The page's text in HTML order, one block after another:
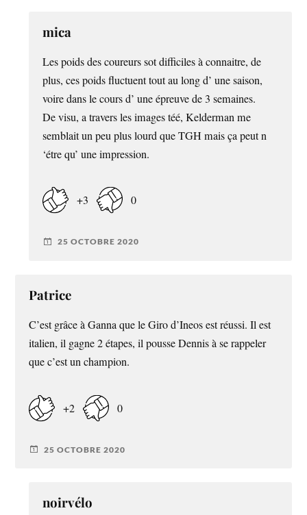
mica
Les poids des coureurs sot difficiles à connaitre, de
plus, ces poids fluctuent tout au long d’ une saison,
voire dans le cours d’ une épreuve de 3 semaines.
De visu, a travers les images téé, Kelderman me
semblait un peu plus lourd que TGH mais ça peut n
‘étre qu’ une impression.
+3 0
25 OCTOBRE 2020
Patrice
C’est grâce à Ganna que le Giro d’Ineos est réussi. Il est
italien, il gagne 2 étapes, il pousse Dennis à se rappeler
que c’est un champion.
+2 0
25 OCTOBRE 2020
noirvélo